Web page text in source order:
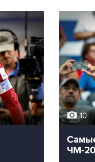
10
ЧМ-